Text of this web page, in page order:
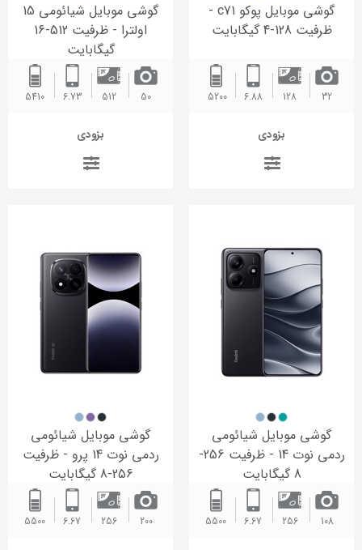
گوشی موبایل پوکو c71 -
ظرفیت 128-4 گیگابایت
32
128
6.88
5200 ‌
بزودی
گوشی موبایل شیائومی 15
اولترا - ظرفیت 512-16
گیگابایت
50
512
6.73
5410
بزودی
گوشی موبایل شیائومی
ردمی نوت 14 - ظرفیت 256-
8 گیگابایت
108
256
6.67
5500
گوشی موبایل شیائومی
ردمی نوت 14 پرو - ظرفیت
256-8 گیگابایت
200
256
6.67
5500